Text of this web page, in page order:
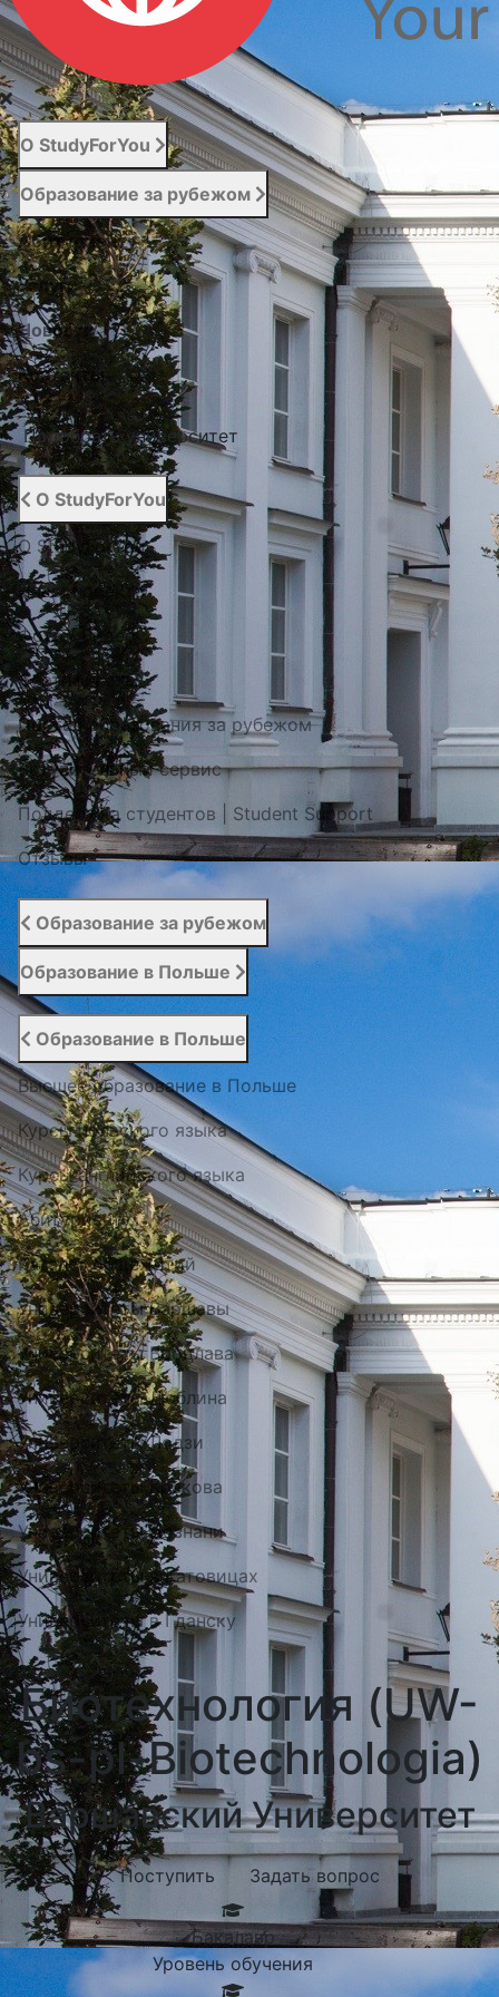
О StudyForYou
Образование за рубежом
Абитуриенту
Услуги
Новости
Контакты
Подобрать университет
О StudyForYou
О StudyForYou
Наши проекты
Фото / Видео
Cертификаты
Портал образования за рубежом
Вступительный сервис
Поддержка студентов | Student Support
Отзывы
Образование за рубежом
Образование в Польше
Образование в Польше
Высшее образование в Польше
Курсы польского языка
Курсы английского языка
Абитуриенту
Каталог общежитий
Университеты Варшавы
Университеты Вроцлава
Университеты Люблина
Университеты Лодзи
Университеты Кракова
Университеты Познани
Университеты в Катовицах
Университеты в Гданску
Биотехнология (UW-
bs-pl-Biotechnologia)
Варшавский Университет
Поступить Задать вопрос
Бакалавр
Уровень обучения